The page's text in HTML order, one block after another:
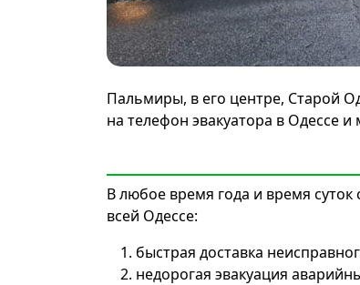
Пальмиры, в его центре, Старой
на телефон эвакуатора в Одессе
В любое время года и время суток
всей Одессе:
быстрая доставка
недорогая эвакуация